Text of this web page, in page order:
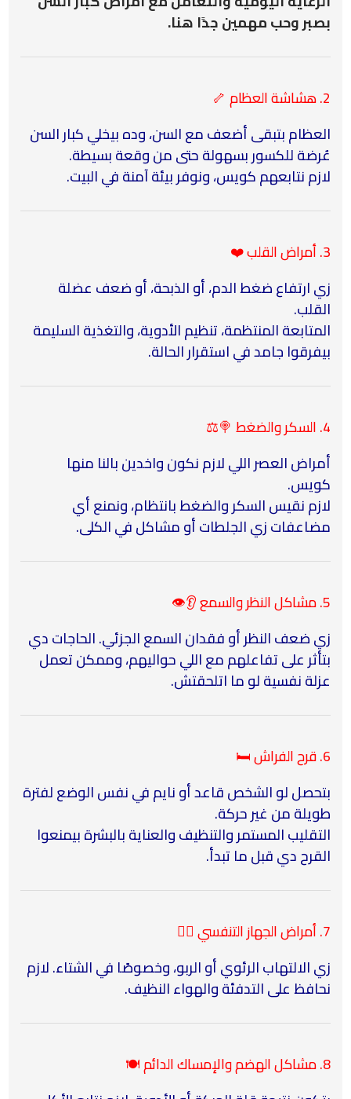
بصبر وحب مهمين جدًا هنا.
2. هشاشة العظام 🦴
العظام بتبقى أضعف مع السن، وده بيخلي كبار السن
عُرضة للكسور بسهولة حتى من وقعة بسيطة.
لازم نتابعهم كويس، ونوفر بيئة آمنة في البيت.
3. أمراض القلب ❤️
زي ارتفاع ضغط الدم، أو الذبحة، أو ضعف عضلة
القلب.
المتابعة المنتظمة، تنظيم الأدوية، والتغذية السليمة
بيفرقوا جامد في استقرار الحالة.
4. السكر والضغط 🍭⚖️
أمراض العصر اللي لازم نكون واخدين بالنا منها
كويس.
لازم نقيس السكر والضغط بانتظام، ونمنع أي
مضاعفات زي الجلطات أو مشاكل في الكلى.
5. مشاكل النظر والسمع 👂👁️
زي ضعف النظر أو فقدان السمع الجزئي. الحاجات دي
بتأثر على تفاعلهم مع اللي حواليهم، وممكن تعمل
عزلة نفسية لو ما اتلحقتش.
6. قرح الفراش 🛏️
بتحصل لو الشخص قاعد أو نايم في نفس الوضع لفترة
طويلة من غير حركة.
التقليب المستمر والتنظيف والعناية بالبشرة بيمنعوا
القرح دي قبل ما تبدأ.
7. أمراض الجهاز التنفسي 😮‍💨
زي الالتهاب الرئوي أو الربو، وخصوصًا في الشتاء. لازم
نحافظ على التدفئة والهواء النظيف.
8. مشاكل الهضم والإمساك الدائم 🍽️